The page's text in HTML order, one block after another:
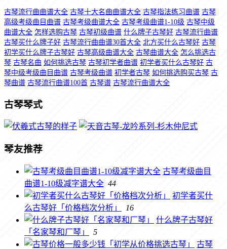
古琴流行曲曲谱大全 古琴十大名曲曲谱大全 古琴指法练习曲谱 古琴
高级考级曲目曲谱 古琴考级曲谱大全 古琴考级曲谱1-10级 古琴中级
曲谱大全 怎样选购古琴 古琴初级曲谱 什么牌子古琴好 古琴流行曲谱
古琴买什么牌子好 古琴流行曲曲谱30首大全 北方买什么古琴好 古琴
初学买什么牌子古琴好 古琴高级曲谱大全 古琴曲谱大全 怎么挑选古
琴 古琴名曲 如何挑选古琴 古琴初学者曲谱 初学者买什么古琴好 古
琴中级考级曲目曲谱 古琴考级曲谱 初学者古琴 如何挑选购买古琴 古
琴曲谱 古琴流行曲谱100首 古琴谱 古琴流行曲谱大全
古琴琴式
琴友推荐
古琴考级曲目
曲谱1-10级减字谱大全 44
初学者买什
么古琴好「价格档次分析」
16
什么牌子古琴好
「名家琴和厂琴」
5
古琴